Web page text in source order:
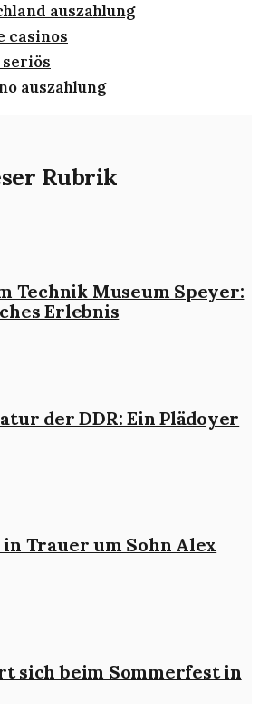
auszahlung
casinos
auszahlung
Rubrik
Technik Museum Speyer:
Erlebnis
der DDR: Ein Plädoyer
Trauer um Sohn Alex
sich beim Sommerfest in